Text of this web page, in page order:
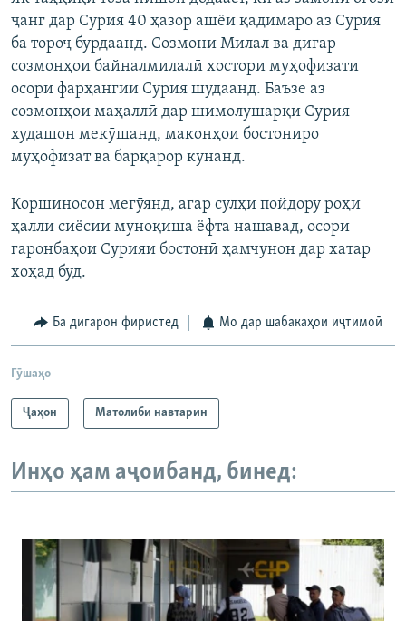
ҷанг дар Сурия 40 ҳазор ашёи қадимаро аз Сурия
ба тороҷ бурдаанд. Созмони Милал ва дигар
созмонҳои байналмилалӣ хостори муҳофизати
осори фарҳангии Сурия шудаанд. Баъзе аз
созмонҳои маҳаллӣ дар шимолушарқи Сурия
худашон мекӯшанд, маконҳои бостониро
муҳофизат ва барқарор кунанд.
Коршиносон мегӯянд, агар сулҳи пойдору роҳи
ҳалли сиёсии муноқиша ёфта нашавад, осори
гаронбаҳои Сурияи бостонӣ ҳамчунон дар хатар
хоҳад буд.
Ба дигарон фиристед Мо дар шабакаҳои иҷтимоӣ
Гӯшаҳо
Ҷаҳон Матолиби навтарин
Инҳо ҳам аҷоибанд, бинед: